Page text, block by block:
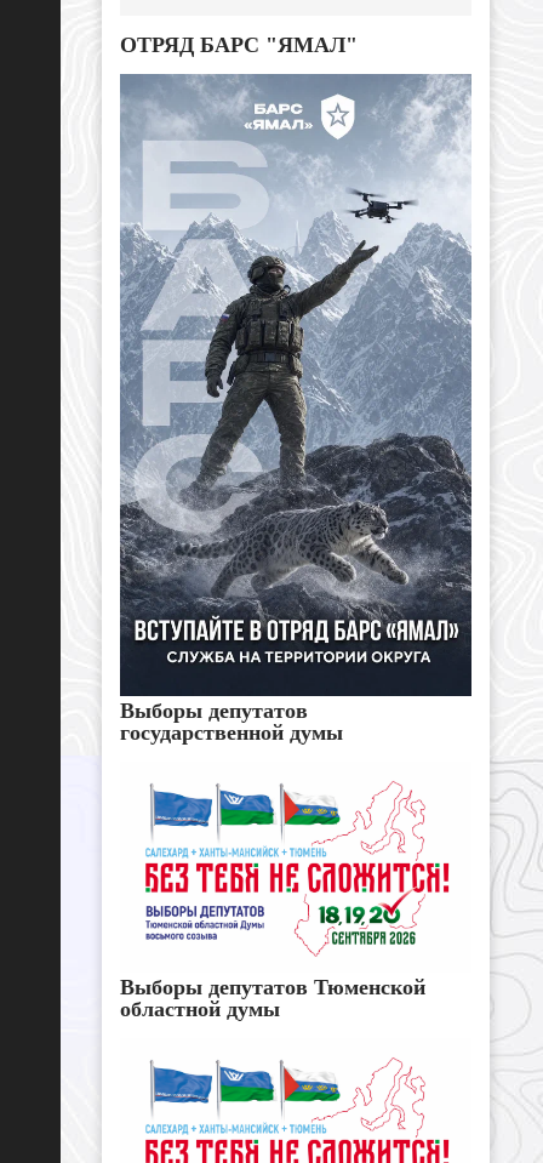
ОТРЯД БАРС "ЯМАЛ"
Выборы депутатов
государственной думы
Выборы депутатов Тюменской
областной думы